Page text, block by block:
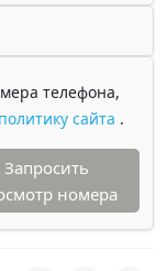
телефона,
сайта .
Запросить
номера